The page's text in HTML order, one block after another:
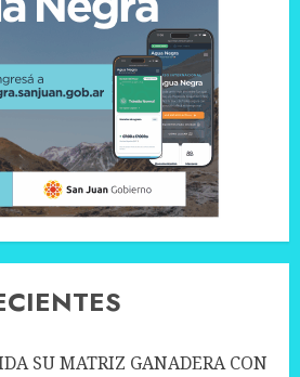
SU MATRIZ GANADERA CON